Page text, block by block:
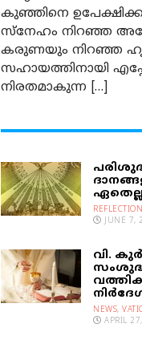
കുഞ്ഞിനെ
സ്നേഹം നിറഞ്ഞ
കരുണയും നിറഞ്ഞ
സഹായത്തിനായി
നിരതമാകുന്ന […]
JUNE 7,
വി.
NEWS,
APRIL